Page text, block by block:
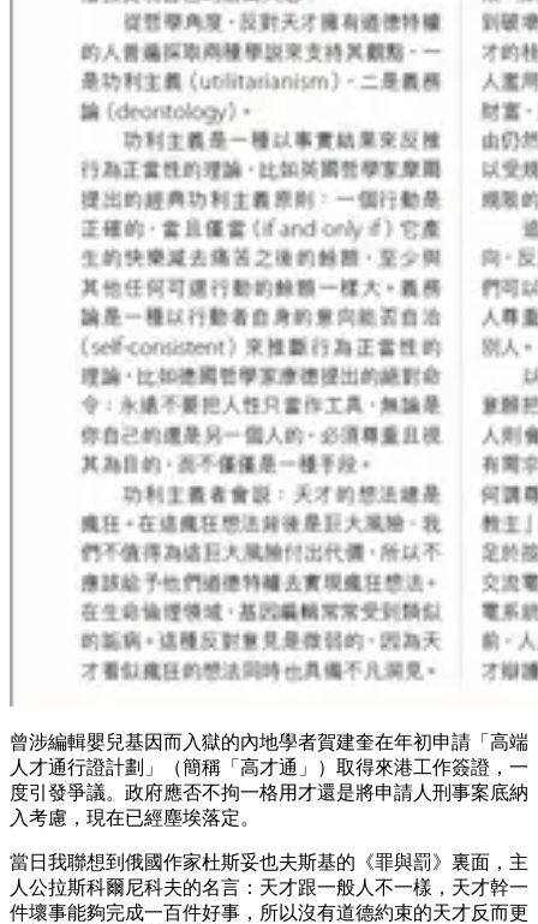
曾涉編輯嬰兒基因而入獄的內地學者賀建奎在年初申請「高端
人才通行證計劃」（簡稱「高才通」）取得來港工作簽證，一
度引發爭議。政府應否不拘一格用才還是將申請人刑事案底納
入考慮，現在已經塵埃落定。
當日我聯想到俄國作家杜斯妥也夫斯基的《罪與罰》裏面，主
人公拉斯科爾尼科夫的名言：天才跟一般人不一樣，天才幹一
件壞事能夠完成一百件好事，所以沒有道德約束的天才反而更